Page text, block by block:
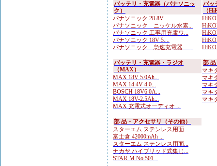
バッテリ・充電器（パナソニッ
ク）
パナソニック 28.8V ...
パナソニック ニッケル水素...
パナソニック 工事用充電ワ...
パナソニック 18V 5....
パナソニック 急速充電器 ...
バッ
（
バッテリ・充電器・ラジオ
（MAX）
MAX 18V 5.0Ah...
MAX 14.4V 4.0...
BOSCH 18V6.0A...
MAX 18V-2.5Ah...
MAX 充電式オーディオ ...
部
マキ
マキ
マキ
マキ
マキ
部 品・アクセサリ（その他）
スターエム ステンレス用面...
富士倉 42000mAh ...
スターエム ステンレス用面...
ナカヤ ハイブリッド式集じ...
STAR-M No.501...